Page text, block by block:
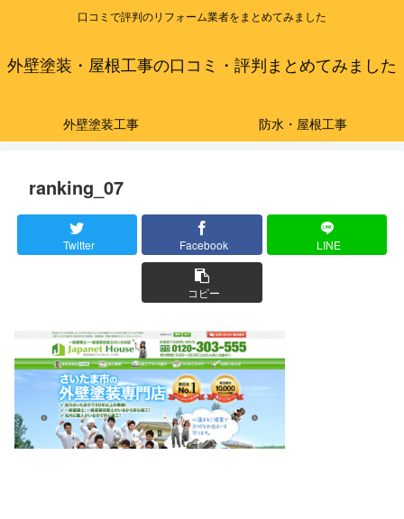
口コミで評判のリフォーム業者をまとめてみました
外壁塗装・屋根工事の口コミ・評判まとめてみました
外壁塗装工事 防水・屋根工事
ranking_07
Twitter Facebook LINE
コピー